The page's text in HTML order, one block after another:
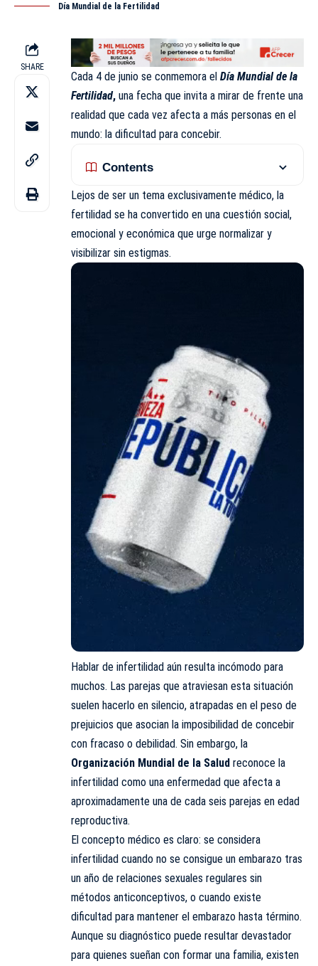
Día Mundial de la Fertilidad
SHARE
Cada 4 de junio se conmemora el Día Mundial de la
Fertilidad, una fecha que invita a mirar de frente una
realidad que cada vez afecta a más personas en el
mundo: la dificultad para concebir.
Contents
Lejos de ser un tema exclusivamente médico, la
fertilidad se ha convertido en una cuestión social,
emocional y económica que urge normalizar y
visibilizar sin estigmas.
Hablar de infertilidad aún resulta incómodo para
muchos. Las parejas que atraviesan esta situación
suelen hacerlo en silencio, atrapadas en el peso de
prejuicios que asocian la imposibilidad de concebir
con fracaso o debilidad. Sin embargo, la
Organización Mundial de la Salud reconoce la
infertilidad como una enfermedad que afecta a
aproximadamente una de cada seis parejas en edad
reproductiva.
El concepto médico es claro: se considera
infertilidad cuando no se consigue un embarazo tras
un año de relaciones sexuales regulares sin
métodos anticonceptivos, o cuando existe
dificultad para mantener el embarazo hasta término.
Aunque su diagnóstico puede resultar devastador
para quienes sueñan con formar una familia, existen